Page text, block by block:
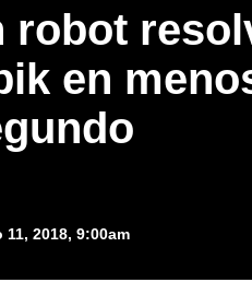
robot
en
11, 2018, 9:00am